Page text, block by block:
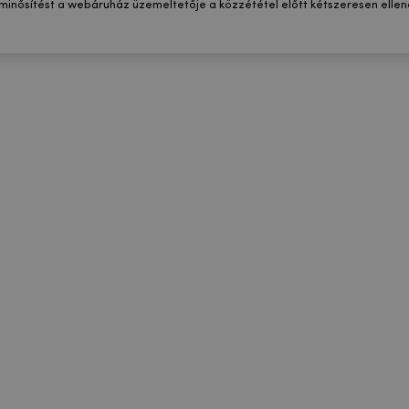
a webáruház üzemeltetője a közzététel előtt kétszeresen